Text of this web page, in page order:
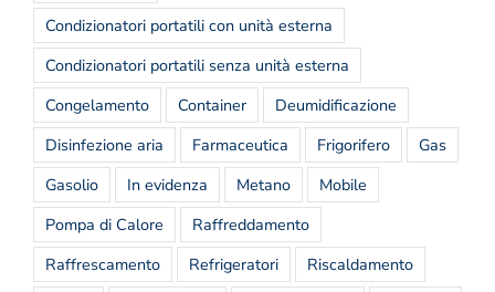
Condizionatori portatili con unità esterna
Condizionatori portatili senza unità esterna
Congelamento
Container
Deumidificazione
Disinfezione aria
Farmaceutica Frigorifero
Gas
Gasolio
In evidenza Metano
Mobile
Pompa di Calore
Raffreddamento
Raffrescamento
Refrigeratori
Riscaldamento